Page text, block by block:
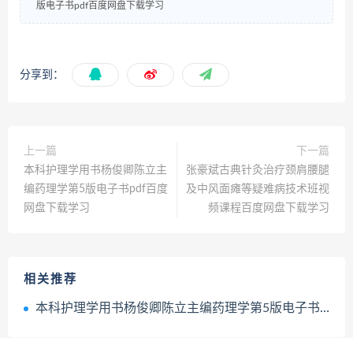
版电子书pdf百度网盘下载学习
分享到：
上一篇
本科护理学用书杨俊卿陈立主
编药理学第5版电子书pdf百度
网盘下载学习
下一篇
张豪斌古典针灸治疗颈肩腰腿
及中风面瘫等疑难病技术班视
频课程百度网盘下载学习
相关推荐
本科护理学用书杨俊卿陈立主编药理学第5版电子书pdf百度网盘下载学习